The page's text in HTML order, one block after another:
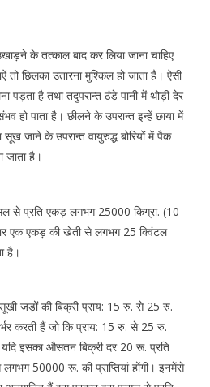
के तत्काल बाद कर लिया जाना चाहिए
तो छिलका उतारना मुश्किल हो जाता है। ऐसी
पड़ता है तथा तदुपरान्त ठंडे पानी में थोड़ी देर
हो पाता है। छीलने के उपरान्त इन्हें छाया में
सूख जाने के उपरान्त वायुरुद्ध बोरियों में पैक
जाता है।
से प्रति एकड़ लगभग 25000 किग्रा. (10
एक एकड़ की खेती से लगभग 25 क्विंटल
है।
जड़ों की बिक्री प्राय: 15 रु. से 25 रु.
करती हैं जो कि प्राय: 15 रु. से 25 रु.
यदि इसका औसतन बिक्री दर 20 रू. प्रति
50000 रू. की प्राप्तियां होंगी। इनमेंसे